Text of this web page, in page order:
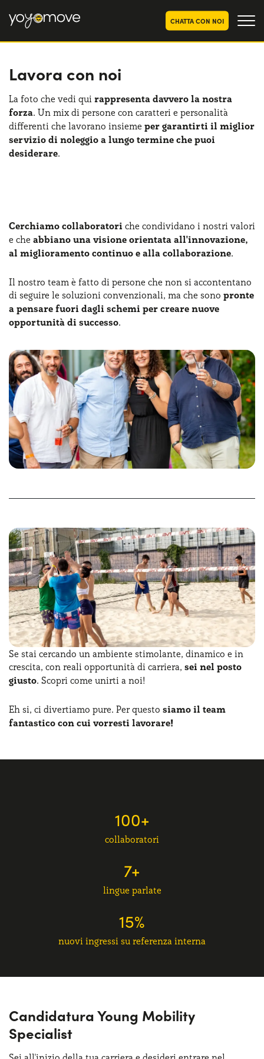
CHATTA CON NOI
OFFERTE NOLEGGIOLUNGO TERMINE
Privati
Aziende e P.IVA
OFFERTE NOLEGGIO
AUTO USATE
CHI SIAMO
La nostra storia
COME FUNZIONA
SCEGLI UN PAESE
Serve assistenza?
Lavora con noi
La foto che vedi qui rappresenta davvero la nostra
forza. Un mix di persone con caratteri e personalità
differenti che lavorano insieme per garantirti il miglior
servizio di noleggio a lungo termine che puoi
desiderare.
Cerchiamo collaboratori che condividano i nostri valori
e che abbiano una visione orientata all'innovazione,
al miglioramento continuo e alla collaborazione.
Il nostro team è fatto di persone che non si accontentano
di seguire le soluzioni convenzionali, ma che sono pronte
a pensare fuori dagli schemi per creare nuove
opportunità di successo.
Se stai cercando un ambiente stimolante, dinamico e in
crescita, con reali opportunità di carriera, sei nel posto
giusto. Scopri come unirti a noi!
Eh si, ci divertiamo pure. Per questo siamo il team
fantastico con cui vorresti lavorare!
100+
collaboratori
7+
lingue parlate
15%
nuovi ingressi su referenza interna
Candidatura Young Mobility
Specialist